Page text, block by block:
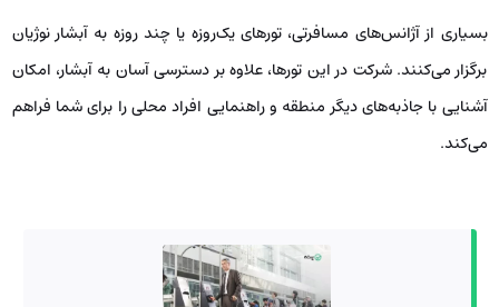
بسیاری از آژانس‌های مسافرتی، تورهای یک‌روزه یا چند روزه به آبشار نوژیان
برگزار می‌کنند. شرکت در این تورها، علاوه بر دسترسی آسان به آبشار، امکان
آشنایی با جاذبه‌های دیگر منطقه و راهنمایی افراد محلی را برای شما فراهم
می‌کند.